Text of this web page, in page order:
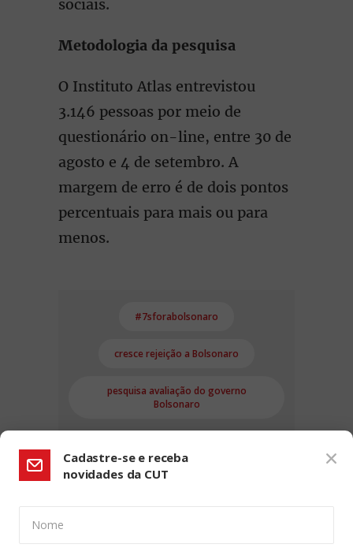
sociais.
Metodologia da pesquisa
O Instituto Atlas entrevistou
3.146 pessoas por meio de
questionário on-line, entre 30 de
agosto e 4 de setembro. A
margem de erro é de dois pontos
percentuais para mais ou para
menos.
#7sforabolsonaro
cresce rejeição a Bolsonaro
pesquisa avaliação do governo
Bolsonaro
Cadastre-se e receba
novidades da CUT
Nome